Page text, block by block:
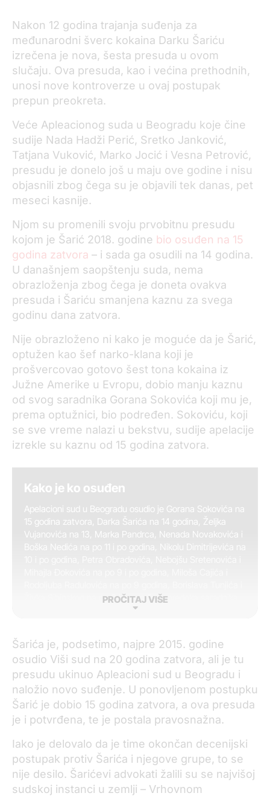
Nakon 12 godina trajanja suđenja za
međunarodni šverc kokaina Darku Šariću
izrečena je nova, šesta presuda u ovom
slučaju. Ova presuda, kao i većina prethodnih,
unosi nove kontroverze u ovaj postupak
prepun preokreta.
Veće Apleacionog suda u Beogradu koje čine
sudije Nada Hadži Perić, Sretko Janković,
Tatjana Vuković, Marko Jocić i Vesna Petrović,
presudu je donelo još u maju ove godine i nisu
objasnili zbog čega su je objavili tek danas, pet
meseci kasnije.
Njom su promenili svoju prvobitnu presudu
kojom je Šarić 2018. godine bio osuđen na 15
godina zatvora – i sada ga osudili na 14 godina.
U današnjem saopštenju suda, nema
obrazloženja zbog čega je doneta ovakva
presuda i Šariću smanjena kaznu za svega
godinu dana zatvora.
Nije obrazloženo ni kako je moguće da je Šarić,
optužen kao šef narko-klana koji je
prošvercovao gotovo šest tona kokaina iz
Južne Amerike u Evropu, dobio manju kaznu
od svog saradnika Gorana Sokovića koji mu je,
prema optužnici, bio podređen. Sokoviću, koji
se sve vreme nalazi u bekstvu, sudije apelacije
izrekle su kaznu od 15 godina zatvora.
Kako je ko osuđen
Apelacioni sud u Beogradu osudio je Gorana Sokovića na
15 godina zatvora, Darka Šarića na 14 godina, Željka
Vujanovića na 13, Marka Pandrca, Nenada Novakovića i
Živka Sibinskog na po 8 i po godina, svedoka saradnika
Radana Adamovića na 10 meseci, svedoka saradnika
odbijena je optužba za kriminalno udruživanje i oslobođen
je za šverc droge u Brazilu, Argentini i Urugvaju 2009.
godine.
PROČITAJ VIŠE
Šarića je, podsetimo, najpre 2015. godine
osudio Viši sud na 20 godina zatvora, ali je tu
presudu ukinuo Apleacioni sud u Beogradu i
naložio novo suđenje. U ponovljenom postupku
Šarić je dobio 15 godina zatvora, a ova presuda
je i potvrđena, te je postala pravosnažna.
Iako je delovalo da je time okončan decenijski
postupak protiv Šarića i njegove grupe, to se
nije desilo. Šarićevi advokati žalili su se najvišoj
sudskoj instanci u zemlji – Vrhovnom